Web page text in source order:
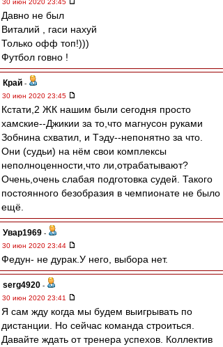
30 июн 2020 23:45
Давно не был
Виталий , гаси нахуй
Только офф топ!)))
Футбол говно !
Край -
30 июн 2020 23:45
Кстати,2 ЖК нашим были сегодня просто
хамские--Джикии за то,что магнусон руками
Зобнина схватил, и Тэду--непонятно за что.
Они (судьи) на нём свои комплексы
неполноценности,что ли,отрабатывают?
Очень,очень слабая подготовка судей. Такого
постоянного безобразия в чемпионате не было
ещё.
Увар1969 -
30 июн 2020 23:44
Федун- не дурак.У него, выбора нет.
serg4920 -
30 июн 2020 23:41
Я сам жду когда мы будем выигрывать по
дистанции. Но сейчас команда строиться.
Давайте ждать от тренера успехов. Коллектив